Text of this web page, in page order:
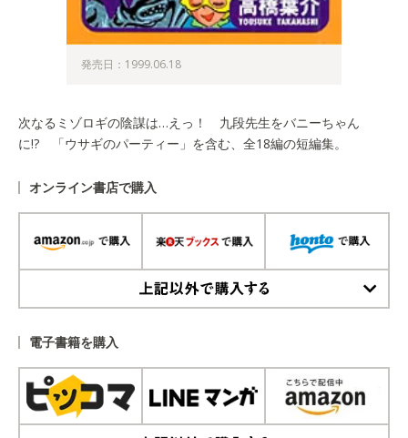
発売日：1999.06.18
次なるミゾロギの陰謀は…えっ！ 九段先生をバニーちゃん
に!? 「ウサギのパーティー」を含む、全18編の短編集。
オンライン書店で購入
電子書籍を購入